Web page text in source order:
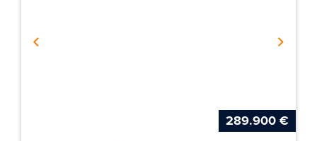
289.900 €